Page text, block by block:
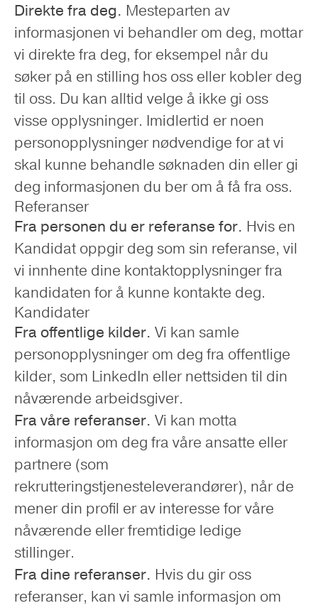
Direkte fra deg. Mesteparten av
informasjonen vi behandler om deg, mottar
vi direkte fra deg, for eksempel når du
søker på en stilling hos oss eller kobler deg
til oss. Du kan alltid velge å ikke gi oss
visse opplysninger. Imidlertid er noen
personopplysninger nødvendige for at vi
skal kunne behandle søknaden din eller gi
deg informasjonen du ber om å få fra oss.
Referanser
Fra personen du er referanse for. Hvis en
Kandidat oppgir deg som sin referanse, vil
vi innhente dine kontaktopplysninger fra
kandidaten for å kunne kontakte deg.
Kandidater
Fra offentlige kilder. Vi kan samle
personopplysninger om deg fra offentlige
kilder, som LinkedIn eller nettsiden til din
nåværende arbeidsgiver.
Fra våre referanser. Vi kan motta
informasjon om deg fra våre ansatte eller
partnere (som
rekrutteringstjenesteleverandører), når de
mener din profil er av interesse for våre
nåværende eller fremtidige ledige
stillinger.
Fra dine referanser. Hvis du gir oss
referanser, kan vi samle informasjon om